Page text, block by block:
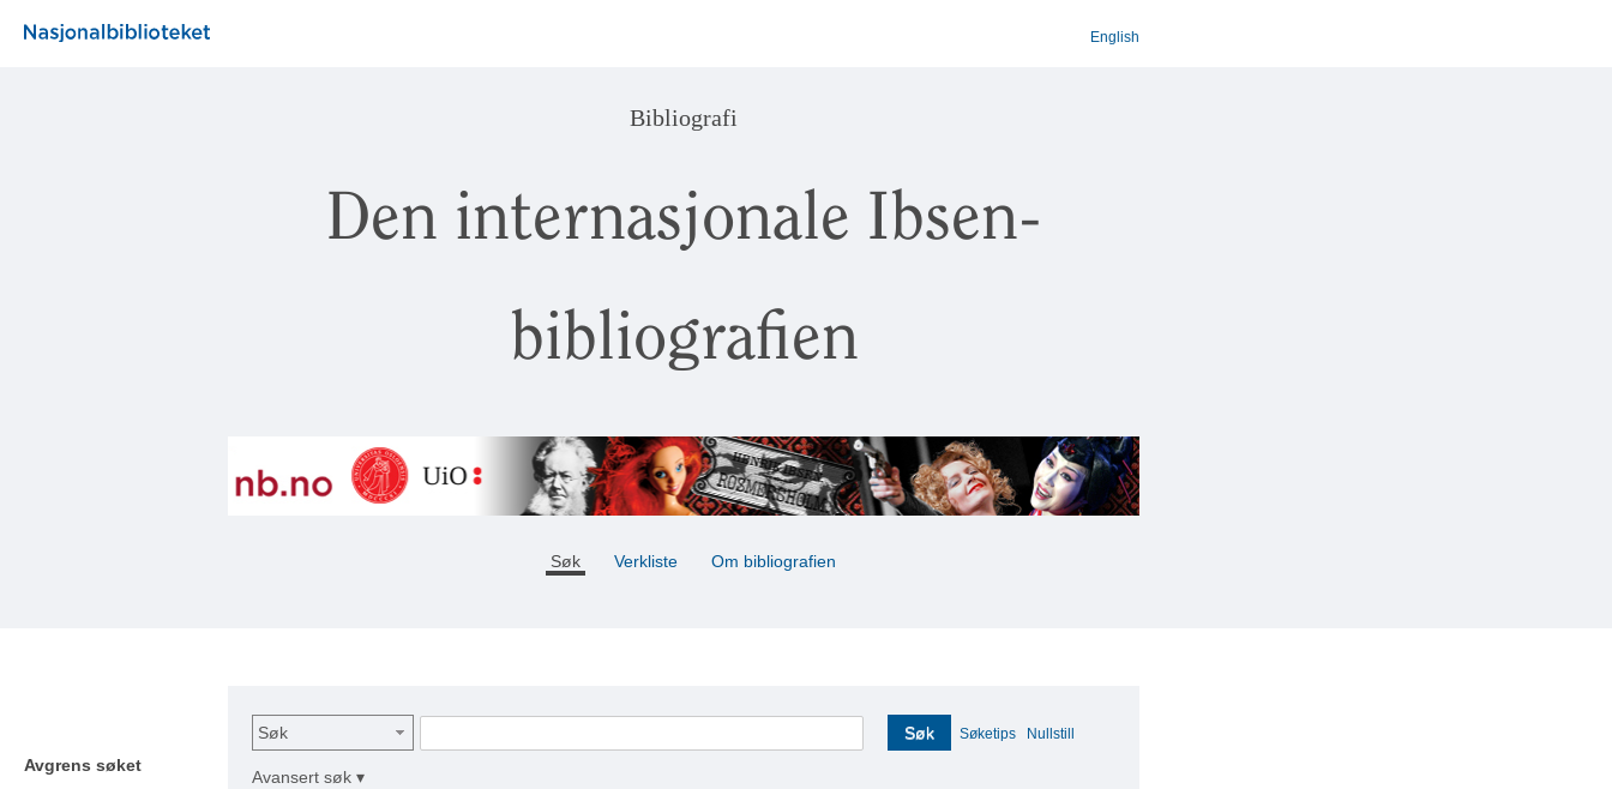
English
Bibliografi
Den internasjonale Ibsen-
bibliografien
Søk Verkliste Om bibliografien
Avgrens søket
Søk Søk Søketips Nullstill
Avansert søk ▾